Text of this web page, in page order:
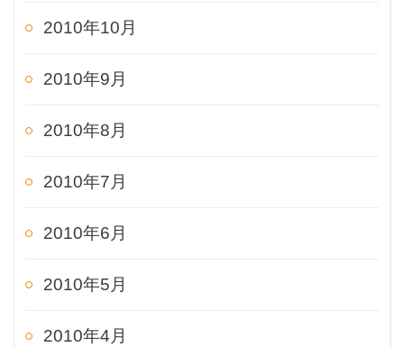
2010年10月
2010年9月
2010年8月
2010年7月
2010年6月
2010年5月
2010年4月